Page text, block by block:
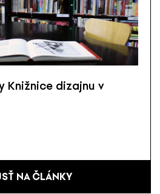
Knižnice dizajnu v
NA ČLÁNKY